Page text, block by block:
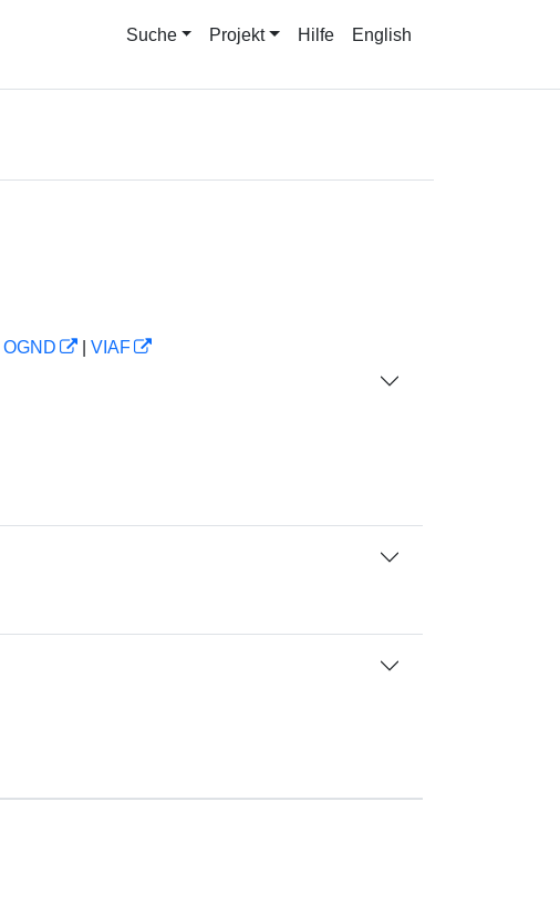
Suche Projekt Hilfe English
OGND
VIAF